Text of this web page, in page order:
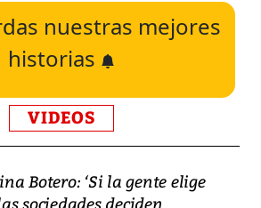
nuestras mejores
historias
VIDEOS
Botero: ‘Si la gente elige
sociedades deciden